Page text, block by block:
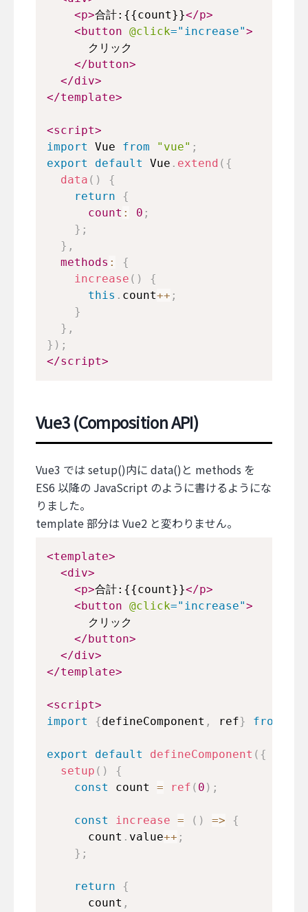
<p>合計:{{count}}</p>
< button @click=" increase">
      クリック
</ button>
</div>
</template>
<script>
import
Vue from "vue" ;
export
default Vue . extend ( {
data ( )
{
return
{
count : 0 ;
} ;
} ,
methods :
{
increase ( )
{
this . count++ ;
}
} ,
} ) ;
</script>
Vue3 (Composition API)
Vue3 では setup()内に data()と methods を
ES6 以降の JavaScript のように書けるようにな
りました。
template 部分は Vue2 と変わりません。
<template>
<div>
<p>合計:{{count}}</p>
< button @click=" increase">
      クリック
</ button>
</div>
</template>
<script>
import
{defineComponent , ref} from
export default defineComponent ( {
setup ( )
{
const
count = ref ( 0 ) ;
const increase = ( ) =>
{
      count
. value++ ;
} ;
return
{
      count
,